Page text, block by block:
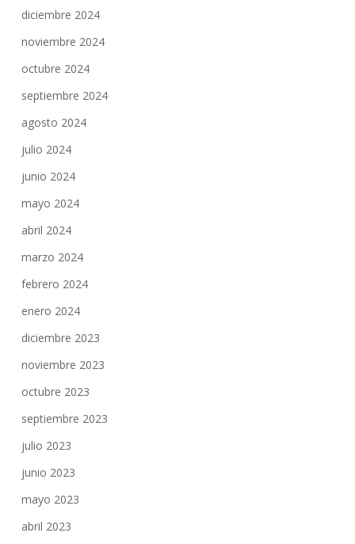
diciembre 2024
noviembre 2024
octubre 2024
septiembre 2024
agosto 2024
julio 2024
junio 2024
mayo 2024
abril 2024
marzo 2024
febrero 2024
enero 2024
diciembre 2023
noviembre 2023
octubre 2023
septiembre 2023
julio 2023
junio 2023
mayo 2023
abril 2023